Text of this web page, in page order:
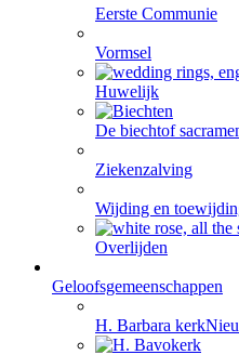
Eerste Communie
Vormsel
Huwelijk
De biechtof
Ziekenzalving
Wijding en
Overlijden
Geloofsgemeenschappen
H. Barbara kerk